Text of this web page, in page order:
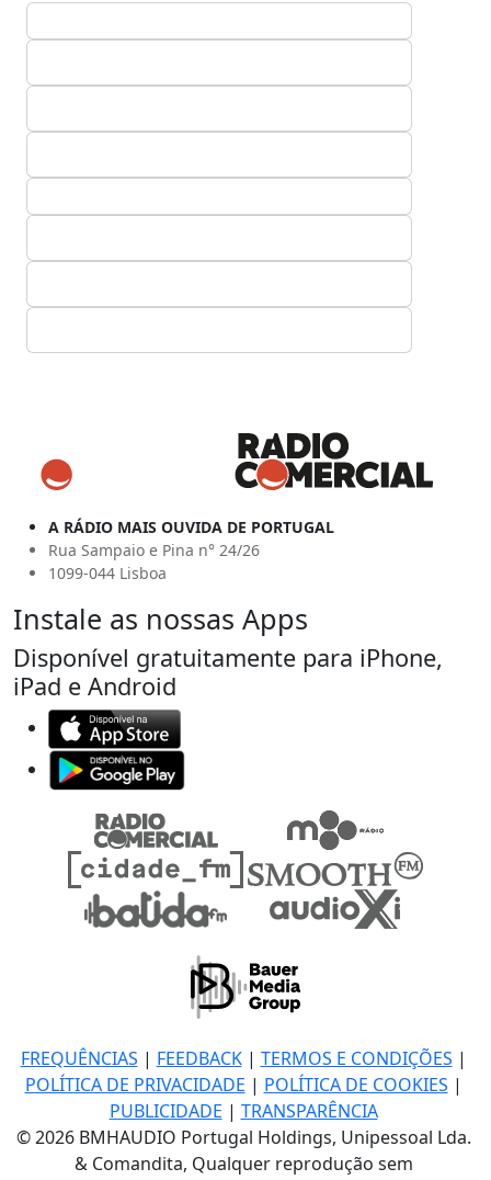
A RÁDIO MAIS OUVIDA DE PORTUGAL
Rua Sampaio e Pina n° 24/26
1099-044 Lisboa
Instale as nossas Apps
Disponível gratuitamente para iPhone,
iPad e Android
FREQUÊNCIAS | FEEDBACK| TERMOS E CONDIÇÕES |
POLÍTICA DE PRIVACIDADE | POLÍTICA DE COOKIES |
PUBLICIDADE | TRANSPARÊNCIA
© 2026 BMHAUDIO Portugal Holdings, Unipessoal Lda.
& Comandita, Qualquer reprodução sem